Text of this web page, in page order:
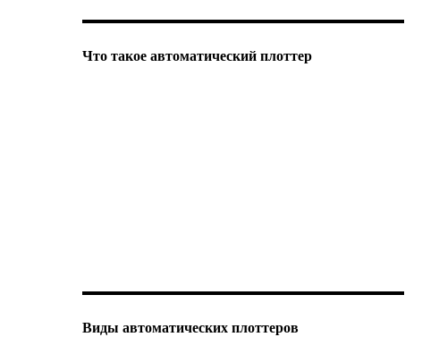
Что такое автоматический плоттер
Виды автоматических плоттеров